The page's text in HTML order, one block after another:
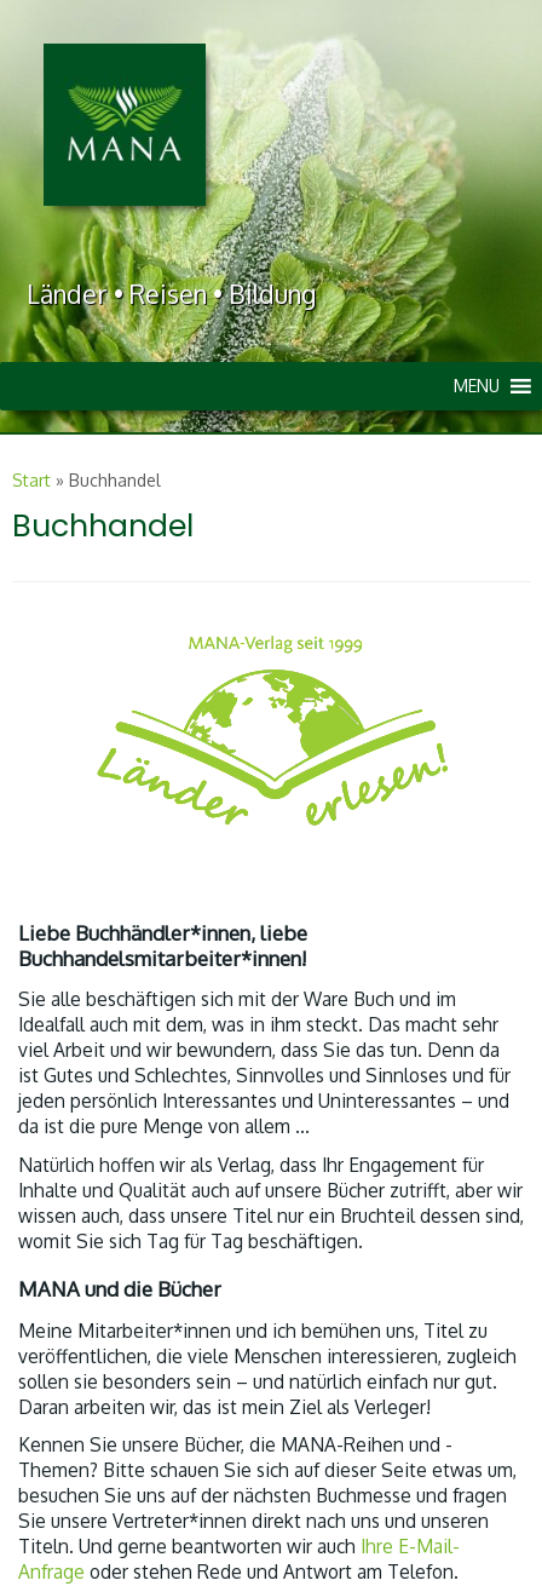
Länder • Reisen • Bildung
MENU
Start » Buchhandel
Buchhandel
Liebe Buchhändler*innen, liebe
Buchhandelsmitarbeiter*innen!
Sie alle beschäftigen sich mit der Ware Buch und im
Idealfall auch mit dem, was in ihm steckt. Das macht sehr
viel Arbeit und wir bewundern, dass Sie das tun. Denn da
ist Gutes und Schlechtes, Sinnvolles und Sinnloses und für
jeden persönlich Interessantes und Uninteressantes – und
da ist die pure Menge von allem …
Natürlich hoffen wir als Verlag, dass Ihr Engagement für
Inhalte und Qualität auch auf unsere Bücher zutrifft, aber wir
wissen auch, dass unsere Titel nur ein Bruchteil dessen sind,
womit Sie sich Tag für Tag beschäftigen.
MANA und die Bücher
Meine Mitarbeiter*innen und ich bemühen uns, Titel zu
veröffentlichen, die viele Menschen interessieren, zugleich
sollen sie besonders sein – und natürlich einfach nur gut.
Daran arbeiten wir, das ist mein Ziel als Verleger!
Kennen Sie unsere Bücher, die MANA-Reihen und -
Themen? Bitte schauen Sie sich auf dieser Seite etwas um,
besuchen Sie uns auf der nächsten Buchmesse und fragen
Sie unsere Vertreter*innen direkt nach uns und unseren
Titeln. Und gerne beantworten wir auch Ihre E-Mail-
Anfrage oder stehen Rede und Antwort am Telefon.